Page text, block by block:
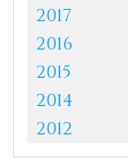
2017
2016
2015
2014
2012